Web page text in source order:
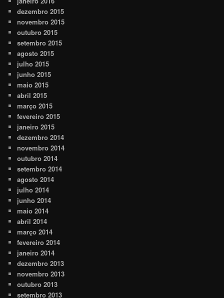
dezembro 2015
novembro 2015
outubro 2015
setembro 2015
agosto 2015
julho 2015
junho 2015
maio 2015
abril 2015
março 2015
fevereiro 2015
janeiro 2015
dezembro 2014
novembro 2014
outubro 2014
setembro 2014
agosto 2014
julho 2014
junho 2014
maio 2014
abril 2014
março 2014
fevereiro 2014
janeiro 2014
dezembro 2013
novembro 2013
outubro 2013
setembro 2013